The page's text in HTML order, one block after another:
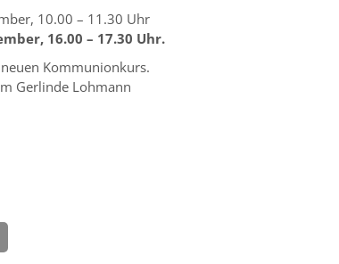
10.00 – 11.30 Uhr
16.00 – 17.30 Uhr.
Kommunionkurs.
Gerlinde Lohmann